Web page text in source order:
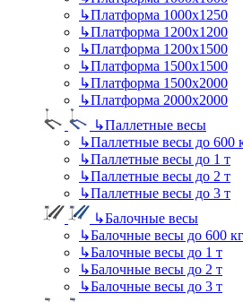
↳Платформа 1000х1250
↳Платформа 1200х1200
↳Платформа 1200х1500
↳Платформа 1500х1500
↳Платформа 1500х2000
↳Платформа 2000х2000
↳Паллетные весы
↳Паллетные весы до 600
↳Паллетные весы до 1 т
↳Паллетные весы до 2 т
↳Паллетные весы до 3 т
↳Балочные весы
↳Балочные весы до 600 кг
↳Балочные весы до 1 т
↳Балочные весы до 2 т
↳Балочные весы до 3 т